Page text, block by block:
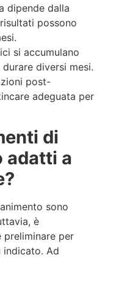
dipende dalla
possono
si accumulano
diversi mesi.
post-
adeguata per
di
adatti a
sono
è
preliminare per
Ad